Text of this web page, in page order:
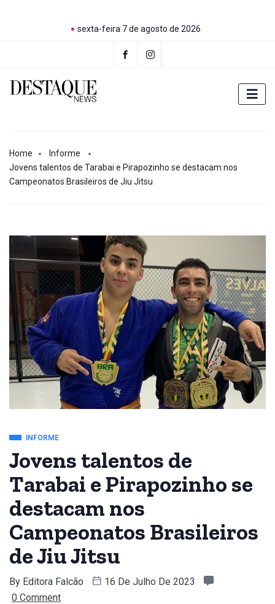
sexta-feira 7 de agosto de 2026
Home
Informe
Jovens talentos de Tarabai e Pirapozinho se destacam nos
Campeonatos Brasileiros de Jiu Jitsu
INFORME
Jovens talentos de
Tarabai e Pirapozinho se
destacam nos
Campeonatos Brasileiros
de Jiu Jitsu
By Editora Falcão
16 De Julho De 2023
0 Comment